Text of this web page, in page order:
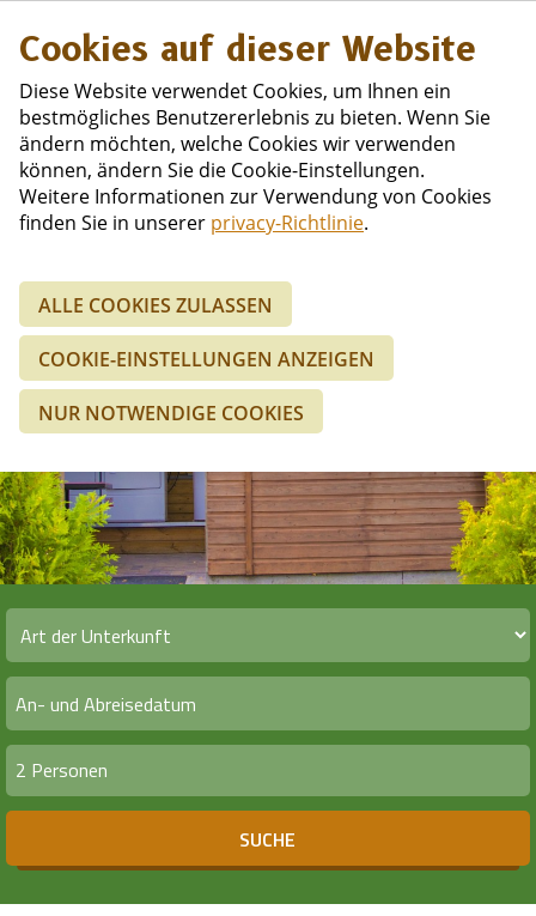
Spiel- und
Sportplätze
2 Personen
SUCHE
Cookies auf dieser Website
Diese Website verwendet Cookies, um Ihnen ein
bestmögliches Benutzererlebnis zu bieten. Wenn Sie
ändern möchten, welche Cookies wir verwenden
können, ändern Sie die Cookie-Einstellungen.
Weitere Informationen zur Verwendung von Cookies
finden Sie in unserer privacy-Richtlinie.
ALLE COOKIES ZULASSEN
COOKIE-EINSTELLUNGEN ANZEIGEN
NUR NOTWENDIGE COOKIES